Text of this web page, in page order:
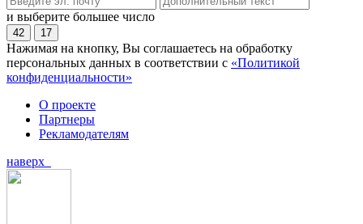
и выберите большее число
42 17
Нажимая на кнопку, Вы соглашаетесь на обработку
персональных данных в соответствии с «Политикой
конфиденциальности»
О проекте
Партнеры
Рекламодателям
наверх